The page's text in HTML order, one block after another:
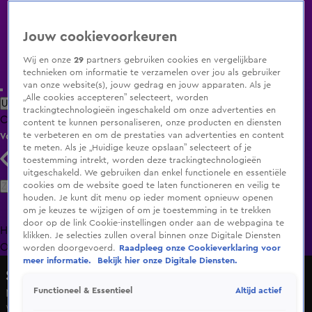
Uitzending Gemist Populaire programma's Zenders Genres
ClipsFilmsRadioSmart TV inlogShop
Volg KIJK
Zoeken
HomeUitzending Gemist Programma's De Bondgenoten
OranjezomerLivestreamsShop
Shownieuws
Monique Westenberg langs de weg met autopech
Wo 13 mei, 15:49
Jouw cookievoorkeuren
Wij en onze29 partners gebruiken cookies en vergelijkbare
technieken om informatie te verzamelen over jou als gebruiker
van onze website(s), jouw gedrag en jouw apparaten. Als je
„Alle cookies accepteren” selecteert, worden
trackingtechnologieën ingeschakeld om onze advertenties en
content te kunnen personaliseren, onze producten en diensten
te verbeteren en om de prestaties van advertenties en content
te meten. Als je „Huidige keuze opslaan” selecteert of je
toestemming intrekt, worden deze trackingtechnologieën
uitgeschakeld. We gebruiken dan enkel functionele en essentiële
cookies om de website goed te laten functioneren en veilig te
houden. Je kunt dit menu op ieder moment opnieuw openen
om je keuzes te wijzigen of om je toestemming in te trekken
door op de link Cookie-instellingen onder aan de webpagina te
klikken. Je selecties zullen overal binnen onze Digitale Diensten
worden doorgevoerd.
Raadpleeg onze Cookieverklaring voor
meer informatie.
Bekijk hier onze Digitale Diensten.
Functioneel & Essentieel Altijd actief